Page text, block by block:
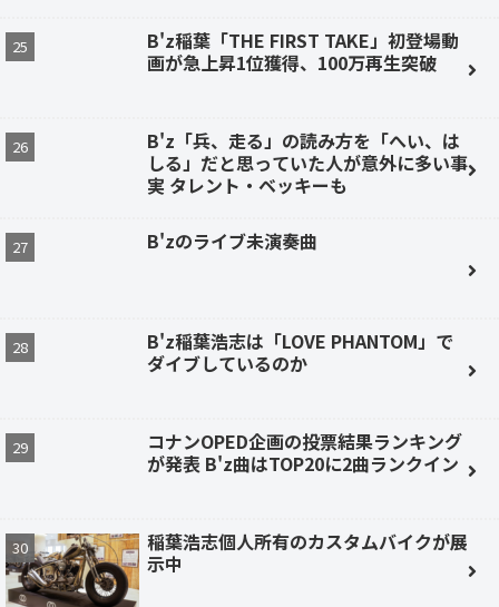
B'z稲葉「THE FIRST TAKE」初登場動
画が急上昇1位獲得、100万再生突破
B'z「兵、走る」の読み方を「へい、は
しる」だと思っていた人が意外に多い事
実 タレント・ベッキーも
B'zのライブ未演奏曲
B'z稲葉浩志は「LOVE PHANTOM」で
ダイブしているのか
コナンOPED企画の投票結果ランキング
が発表 B'z曲はTOP20に2曲ランクイン
稲葉浩志個人所有のカスタムバイクが展
示中